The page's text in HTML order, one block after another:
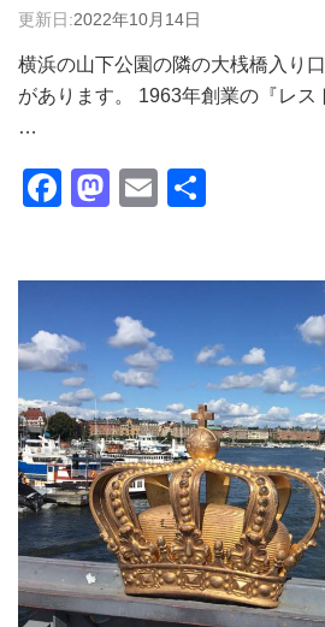
更新日:2022年10月14日
横浜の山下公園の隣の大桟橋入り
があります。 1963年創業の『レス
…
Facebook
Mastodon
Email